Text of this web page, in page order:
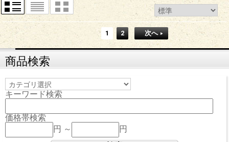
1 2 次へ
商品検索
キーワード検索
価格帯検索
円 ～
円